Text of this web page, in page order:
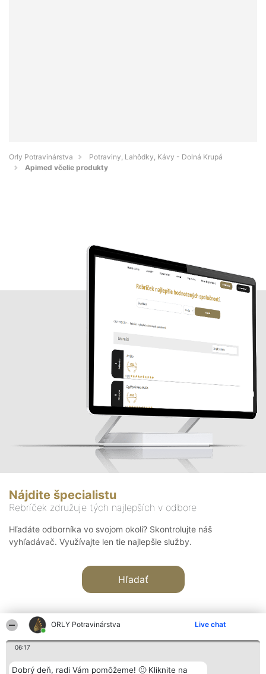
ORLY Potravinárstva Live chat
06:17
Dobrý deň, radi Vám pomôžeme! 🙂 Kliknite na
Orly Potravinárstva
Potraviny, Lahôdky, Kávy - Dolná Krupá
Apimed včelie produkty
Nájdite špecialistu
Rebríček združuje tých najlepších v odbore
Hľadáte odborníka vo svojom okolí? Skontrolujte náš
vyhľadávač. Využívajte len tie najlepšie služby.
Hľadať
Organizátor hodnotenia Hodnotenie Kontakt